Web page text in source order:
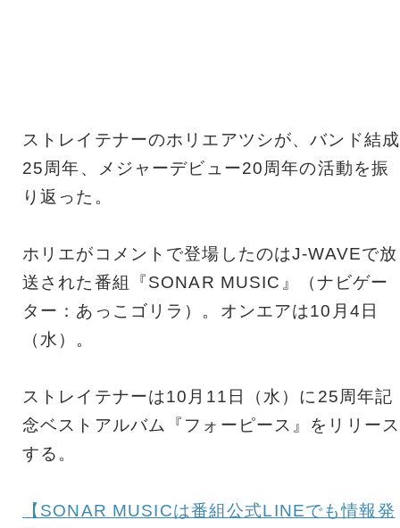
ストレイテナーのホリエアツシが、バンド結成
25周年、メジャーデビュー20周年の活動を振
り返った。
ホリエがコメントで登場したのはJ-WAVEで放
送された番組『SONAR MUSIC』（ナビゲー
ター：あっこゴリラ）。オンエアは10月4日
（水）。
ストレイテナーは10月11日（水）に25周年記
念ベストアルバム『フォーピース』をリリース
する。
【SONAR MUSICは番組公式LINEでも情報発